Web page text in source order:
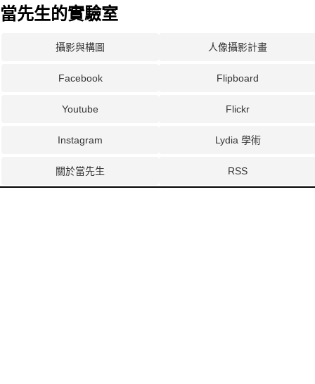
當先生的實驗室
攝影與構圖 人像攝影計畫
Facebook Flipboard
Youtube Flickr
Instagram Lydia 學術
關於當先生 RSS